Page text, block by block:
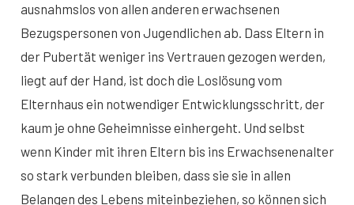
ausnahmslos von allen anderen erwachsenen
Bezugspersonen von Jugendlichen ab. Dass Eltern in
der Pubertät weniger ins Vertrauen gezogen werden,
liegt auf der Hand, ist doch die Loslösung vom
Elternhaus ein notwendiger Entwicklungsschritt, der
kaum je ohne Geheimnisse einhergeht. Und selbst
wenn Kinder mit ihren Eltern bis ins Erwachsenenalter
so stark verbunden bleiben, dass sie sie in allen
Belangen des Lebens miteinbeziehen, so können sich